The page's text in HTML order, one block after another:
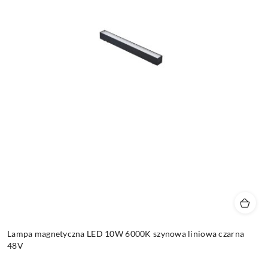
Lampa magnetyczna LED 10W 6000K szynowa liniowa czarna
48V